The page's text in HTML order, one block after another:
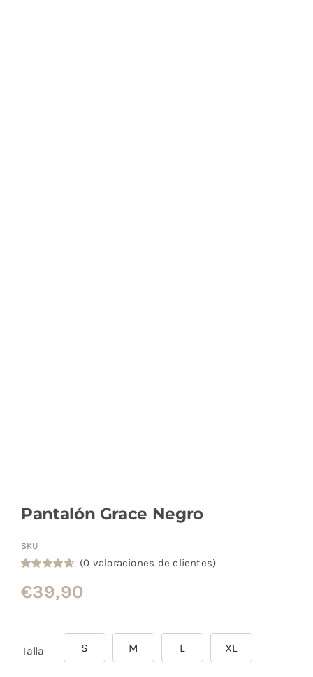
Pantalón Grace Negro
SKU
con4.67
de
5 en base a
(0 valoraciones de clientes)
€39,90
Talla S M L XL